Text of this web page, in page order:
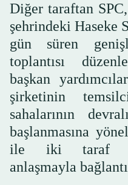
Diğer taraftan
şehrindeki Haseke
gün süren
toplantısı
başkan
şirketinin
sahalarının
başlanmasına
ile iki taraf
anlaşmayla